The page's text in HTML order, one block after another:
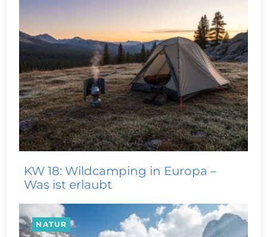
KW 18: Wildcamping in Europa –
Was ist erlaubt
NATUR